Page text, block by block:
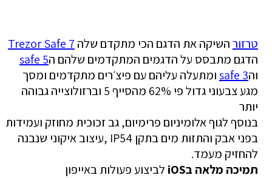
טרזורהשיקה את הדגם הכי מתקדם שלהTrezor Safe 7
הדגם מתבסס על הדגמים המתקדמים שלהם הsafe 5
והsafe 3ומתעלה עליהם עם פיצ׳רים מתקדמים ומסך
מגע צבעוני גדול פי 62% מהסייף 5 וברזולוצייה גבוהה
יותר
בנוסף לגוף אלומיניום פרימיום, גב זכוכית מחוזק ועמידות
בפני אבק והתזות מים בתקן IP54 ,עיצוב איקוני שנבנה
להחזיק מעמד.
תמיכה מלאה בiOS
לביצוע פעולות באייפון